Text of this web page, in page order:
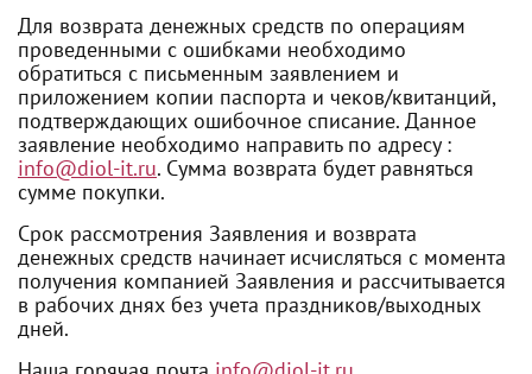
Для возврата денежных средств по операциям
проведенными с ошибками необходимо
обратиться с письменным заявлением и
приложением копии паспорта и чеков/квитанций,
подтверждающих ошибочное списание. Данное
заявление необходимо направить по адресу :
info@diol-it.ru. Сумма возврата будет равняться
сумме покупки.
Срок рассмотрения Заявления и возврата
денежных средств начинает исчисляться с момента
получения компанией Заявления и рассчитывается
в рабочих днях без учета праздников/выходных
дней.